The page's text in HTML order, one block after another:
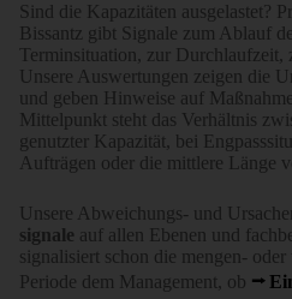
Sind die Kapazitäten ausgelastet?
Bissantz gibt Signale zum Ablauf
Termin­­situation, zur Durch­­lauf­zeit,
Unsere Aus­wer­tungen zeigen die
und geben Hin­weise auf
Mittel­­punkt steht das Ver­hält­nis
genutzter Kapa­zität, bei
Aufträgen oder die mittlere Länge
Unsere Abweichungs- und
signale auf allen Ebenen und
signa­li­siert schon die mengen-
Periode dem Management, ob